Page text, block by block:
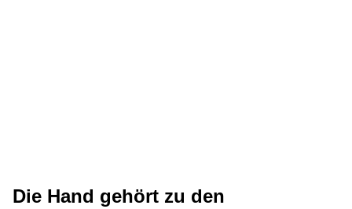
Die Hand gehört zu den